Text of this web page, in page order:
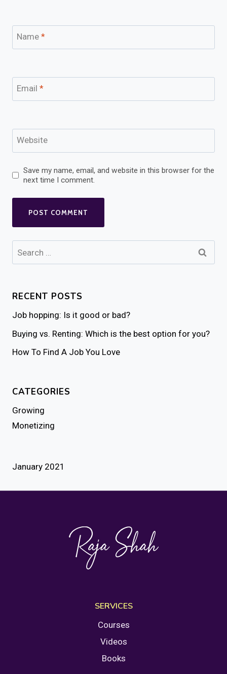
Name *
Email *
Website
Save my name, email, and website in this browser for the
next time I comment.
Search
for:
RECENT POSTS
Job hopping: Is it good or bad?
Buying vs. Renting: Which is the best option for you?
How To Find A Job You Love
CATEGORIES
Growing
Monetizing
January 2021
SERVICES
Courses
Videos
Books